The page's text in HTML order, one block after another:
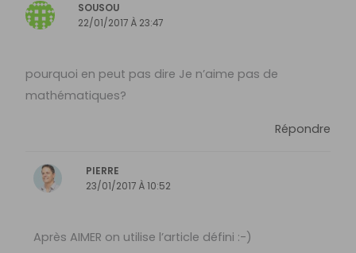
SOUSOU
22/01/2017 À 23:47
pourquoi en peut pas dire Je n’aime pas de
mathématiques?
Répondre
PIERRE
23/01/2017 À 10:52
Après AIMER on utilise l’article défini :-)